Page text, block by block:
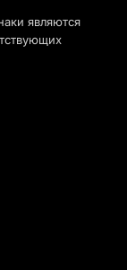
являются